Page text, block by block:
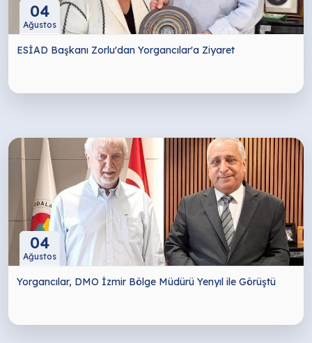
04
Ağustos
ESİAD Başkanı Zorlu'dan Yorgancılar'a Ziyaret
04
Ağustos
Yorgancılar, DMO İzmir Bölge Müdürü Yenyıl ile Görüştü